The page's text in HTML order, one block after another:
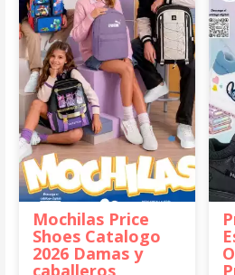
Mochilas Price
Shoes Catalogo
2026 Damas y
caballeros